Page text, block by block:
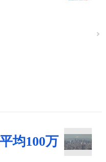
均100万